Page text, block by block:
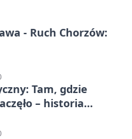
- Ruch Chorzów:
Tam, gdzie
– historia